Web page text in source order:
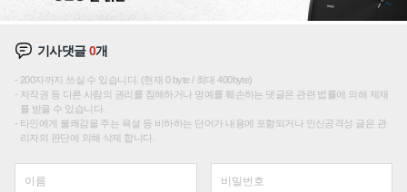
기사댓글0개
200자까지 쓰실 수 있습니다. (현재 0 byte / 최대 400byte)
저작권 등 다른 사람의 권리를 침해하거나 명예를 훼손하는 댓글은 관련 법률에 의해 제재
를 받을 수 있습니다.
타인에게 불쾌감을 주는 욕설 등 비하하는 단어가 내용에 포함되거나 인신공격성 글은 관
리자의 판단에 의해 삭제 합니다.